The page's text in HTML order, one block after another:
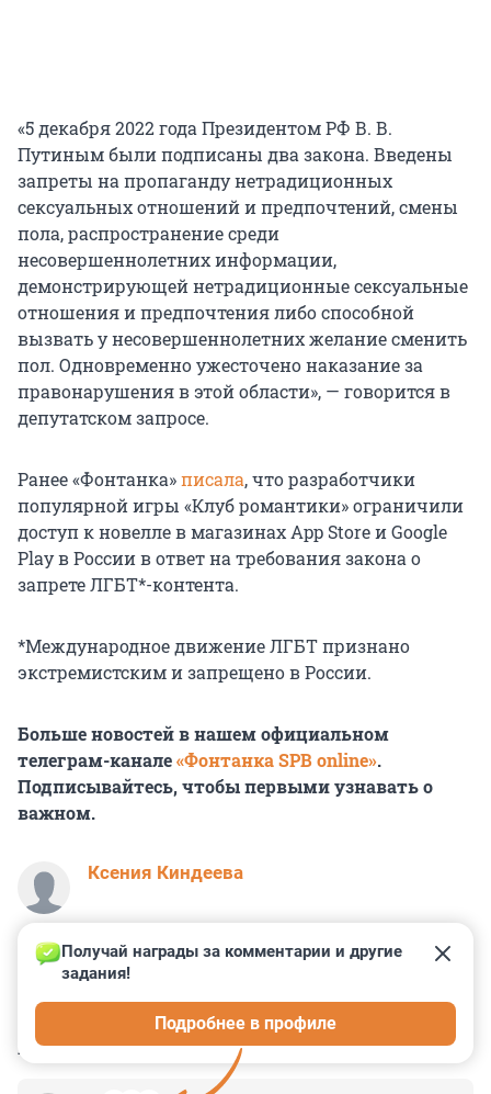
«5 декабря 2022 года Президентом РФ В. В.
Путиным были подписаны два закона. Введены
запреты на пропаганду нетрадиционных
сексуальных отношений и предпочтений, смены
пола, распространение среди
несовершеннолетних информации,
демонстрирующей нетрадиционные сексуальные
отношения и предпочтения либо способной
вызвать у несовершеннолетних желание сменить
пол. Одновременно ужесточено наказание за
правонарушения в этой области», — говорится в
депутатском запросе.
Ранее «Фонтанка»писала, что разработчики
популярной игры «Клуб романтики» ограничили
доступ к новелле в магазинах App Store и Google
Play в России в ответ на требования закона о
запрете ЛГБТ*-контента.
*Международное движение ЛГБТ признано
экстремистским и запрещено в России.
Больше новостей в нашем официальном
телеграм-канале«Фонтанка SPB online».
Подписывайтесь, чтобы первыми узнавать о
важном.
Ксения Киндеева
КОММЕНТАРИИ 54
Получай награды за комментарии и другие
задания!
Подробнее в профиле